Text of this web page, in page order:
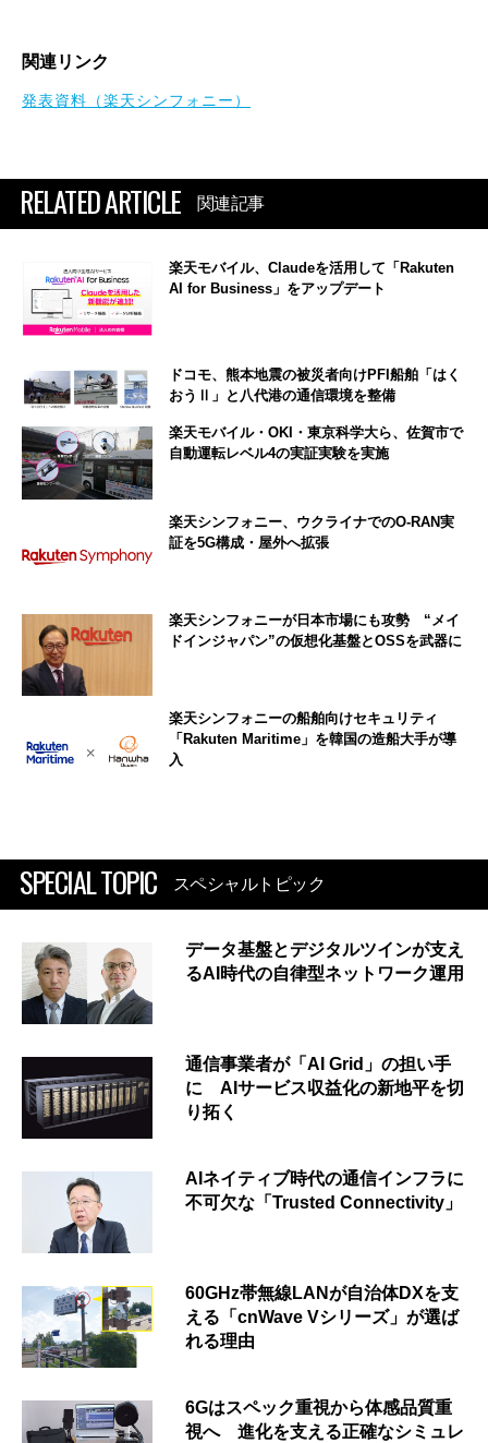
関連リンク
発表資料（楽天シンフォニー）
RELATED ARTICLE 関連記事
楽天モバイル、Claudeを活用して「Rakuten
AI for Business」をアップデート
ドコモ、熊本地震の被災者向けPFI船舶「はく
おうⅡ」と八代港の通信環境を整備
楽天モバイル・OKI・東京科学大ら、佐賀市で
自動運転レベル4の実証実験を実施
楽天シンフォニー、ウクライナでのO-RAN実
証を5G構成・屋外へ拡張
楽天シンフォニーが日本市場にも攻勢 “メイ
ドインジャパン”の仮想化基盤とOSSを武器に
楽天シンフォニーの船舶向けセキュリティ
「Rakuten Maritime」を韓国の造船大手が導
入
SPECIAL TOPIC スペシャルトピック
データ基盤とデジタルツインが支え
るAI時代の自律型ネットワーク運用
通信事業者が「AI Grid」の担い手
に AIサービス収益化の新地平を切
り拓く
AIネイティブ時代の通信インフラに
不可欠な「Trusted Connectivity」
60GHz帯無線LANが自治体DXを支
える「cnWave Vシリーズ」が選ば
れる理由
6Gはスペック重視から体感品質重
視へ 進化を支える正確なシミュレ